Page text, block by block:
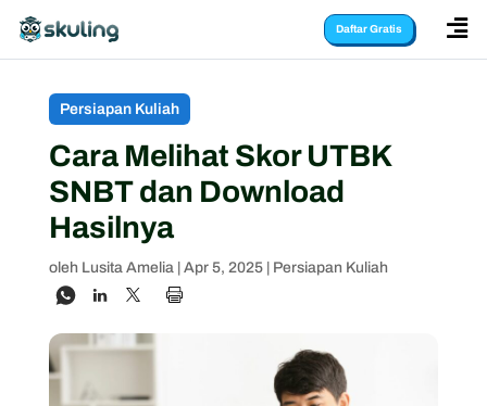
Daftar Gratis 
Persiapan Kuliah
Cara Melihat Skor UTBK
SNBT dan Download
Hasilnya
oleh Lusita Amelia| Apr 5, 2025| Persiapan Kuliah